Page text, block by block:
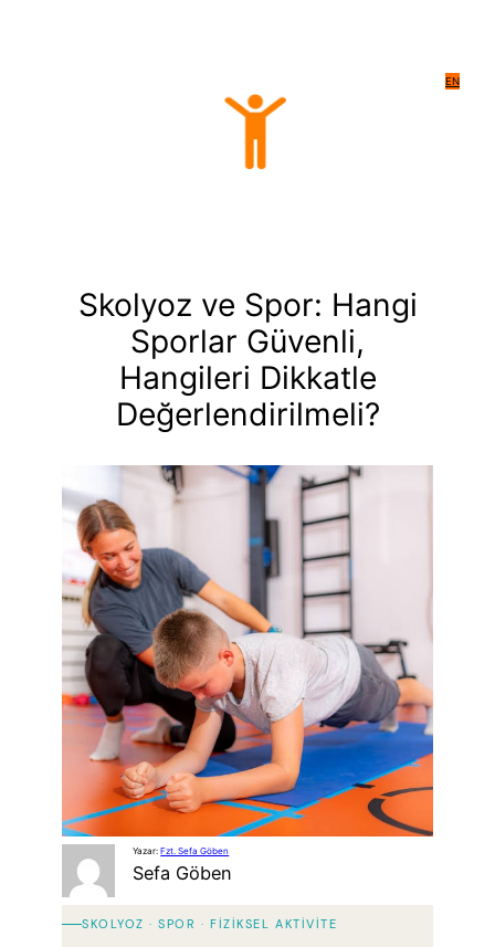
EN
Skolyoz ve Spor: Hangi
Sporlar Güvenli,
Hangileri Dikkatle
Değerlendirilmeli?
Yazar:Fzt. Sefa Göben
Sefa Göben
SKOLYOZ · SPOR · FIZIKSEL AKTIVITE